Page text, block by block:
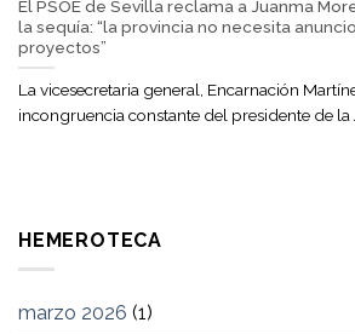
El PSOE de Sevilla reclama a Juanma
la sequía: “la provincia no necesita
proyectos”
La vicesecretaria general, Encarnación
incongruencia constante del presidente de la
HEMEROTECA
marzo 2026 (1)